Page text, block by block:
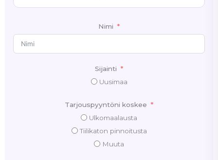
Nimi
Sijainti
Uusimaa
Tarjouspyyntöni koskee
Ulkomaalausta
Tiilikaton pinnoitusta
Muuta